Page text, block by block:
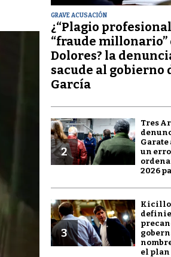
GRAVE ACUSACIÓN
¿“Plagio
“fraude millonario”
Dolores? la
sacude al gobierno
García
2
Tres
Garate
un
2026
3
Kicillof
el plan